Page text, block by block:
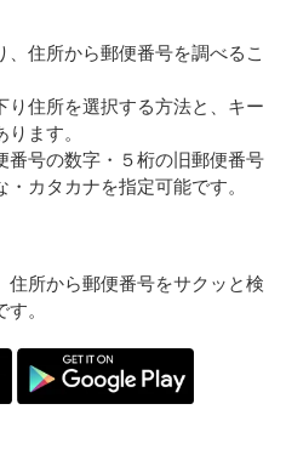
住所から郵便番号を調べるこ
住所を選択する方法と、キー
ます。
番号の数字・５桁の旧郵便番号
カタカナを指定可能です。
住所から郵便番号をサクッと検
。